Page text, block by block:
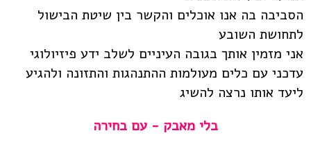
הסביבה בה אנו אוכלים והקשר בין שיטת הבישול
לתחושת השובע
אני מזמין אותך בגובה העיניים לשלב ידע פיזיולוגי
עדכני עם כלים מעולמות ההתנהגות והתזונה ולהגיע
ליעד אותו נרצה להשיג
בלי מאבק - עם בחירה